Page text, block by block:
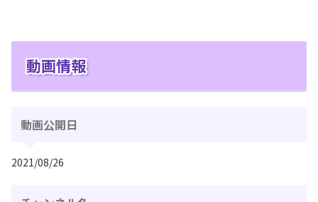
動画情報
動画公開日
2021/08/26